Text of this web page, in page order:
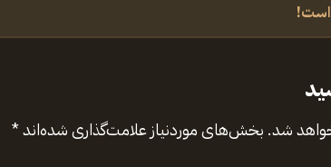
شد. بخش‌های موردنیاز علامت‌گذاری شده‌اند*